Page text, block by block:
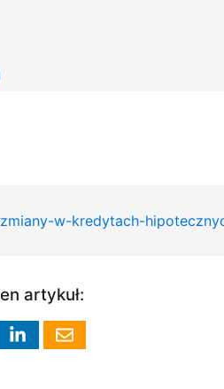
w-kredytach-
artykuł: